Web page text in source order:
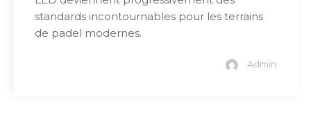
standards incontournables pour les terrains
de padel modernes.
Admin